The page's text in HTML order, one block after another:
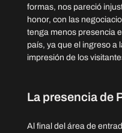
formas, nos pareció
honor, con las
tenga menos presencia
país, ya que el ingreso a
impresión de los
La presencia de
Al final del área de